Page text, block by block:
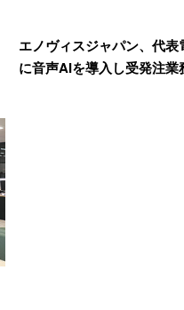
エノヴィスジャパン、代
に音声AIを導入し受発注業